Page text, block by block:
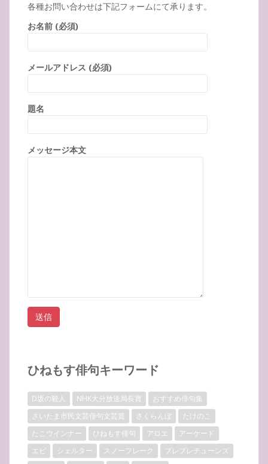
各種お問い合わせは下記フォームにて承ります。
お名前 (必須)
メールアドレス (必須)
題名
メッセージ本文
ひねもす俳句キーワード
D坂の殺人 NHK大分放送局長賞
おすすめ俳句集
さいたま市民文芸俳句文芸賞
さくらんぼ
たけのこ
たこウインナー
ひねもす俳句 アロエ
アーケード
エビ
シェルター スノーフレーク
プレプレチューンズ